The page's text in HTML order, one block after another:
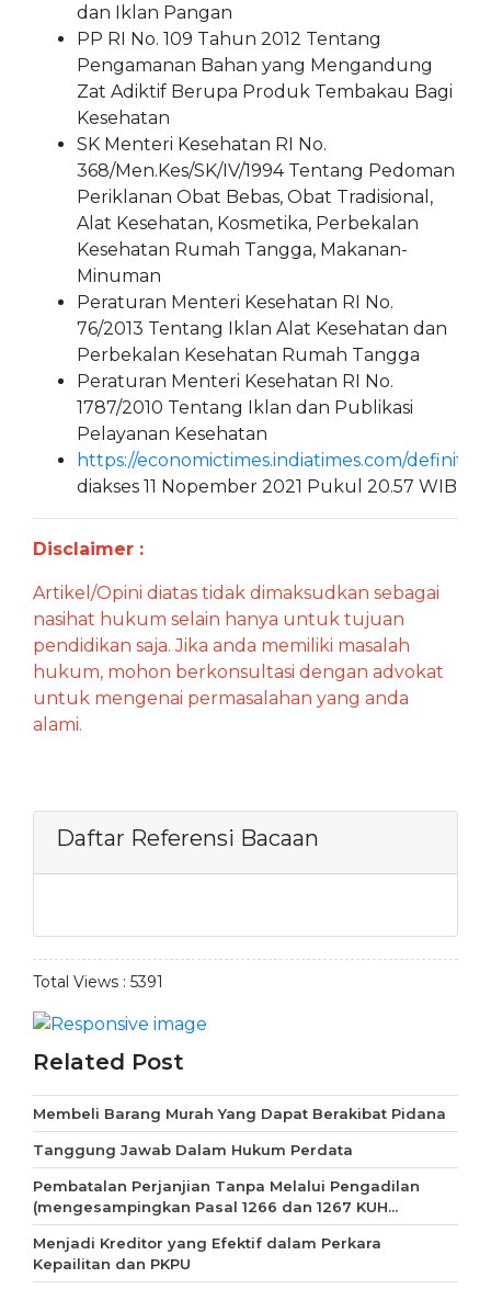
dan Iklan Pangan
PP RI No. 109 Tahun 2012 Tentang
Pengamanan Bahan yang Mengandung
Zat Adiktif Berupa Produk Tembakau Bagi
Kesehatan
SK Menteri Kesehatan RI No.
368/Men.Kes/SK/IV/1994 Tentang Pedoman
Periklanan Obat Bebas, Obat Tradisional,
Alat Kesehatan, Kosmetika, Perbekalan
Kesehatan Rumah Tangga, Makanan-
Minuman
Peraturan Menteri Kesehatan RI No.
76/2013 Tentang Iklan Alat Kesehatan dan
Perbekalan Kesehatan Rumah Tangga
Peraturan Menteri Kesehatan RI No.
1787/2010 Tentang Iklan dan Publikasi
Pelayanan Kesehatan
https://economictimes.indiatimes.com/
diakses 11 Nopember 2021 Pukul 20.57 WIB
Disclaimer :
Artikel/Opini diatas tidak dimaksudkan sebagai
nasihat hukum selain hanya untuk tujuan
pendidikan saja. Jika anda memiliki masalah
hukum, mohon berkonsultasi dengan advokat
untuk mengenai permasalahan yang anda
alami.
Daftar Referensi Bacaan
Total Views : 5391
Related Post
Membeli Barang Murah Yang Dapat Berakibat Pidana
Tanggung Jawab Dalam Hukum Perdata
Pembatalan Perjanjian Tanpa Melalui Pengadilan
(mengesampingkan Pasal 1266 dan 1267 KUH...
Menjadi Kreditor yang Efektif dalam Perkara
Kepailitan dan PKPU